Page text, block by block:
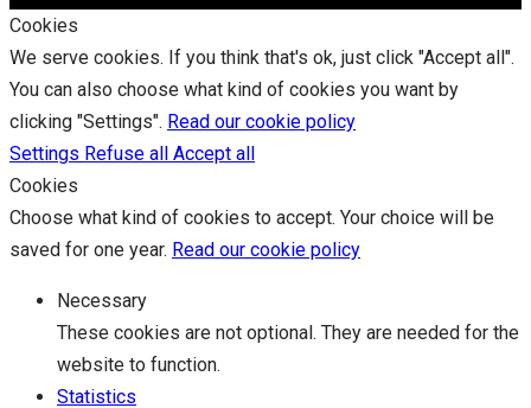
Cookies
We serve cookies. If you think that's ok, just click "Accept all".
You can also choose what kind of cookies you want by
clicking "Settings". Read our cookie policy
Settings Refuse all Accept all
Cookies
Choose what kind of cookies to accept. Your choice will be
saved for one year. Read our cookie policy
Necessary
These cookies are not optional. They are needed for the
website to function.
Statistics